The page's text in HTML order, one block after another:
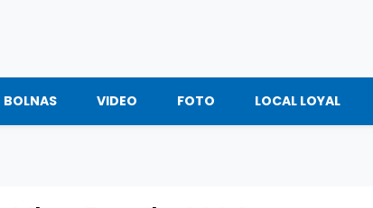
BOLNAS VIDEO FOTO LOCAL LOYAL